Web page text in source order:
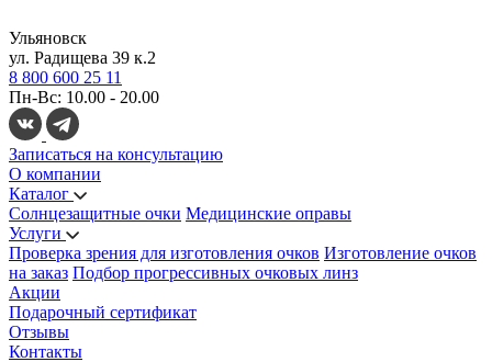
Ульяновск
ул. Радищева 39 к.2
8 800 600 25 11
Пн-Вс: 10.00 - 20.00
Записаться на консультацию
О компании
Каталог
Солнцезащитные очки Медицинские оправы
Услуги
Проверка зрения для изготовления очков Изготовление очков
на заказ Подбор прогрессивных очковых линз
Акции
Подарочный сертификат
Отзывы
Контакты